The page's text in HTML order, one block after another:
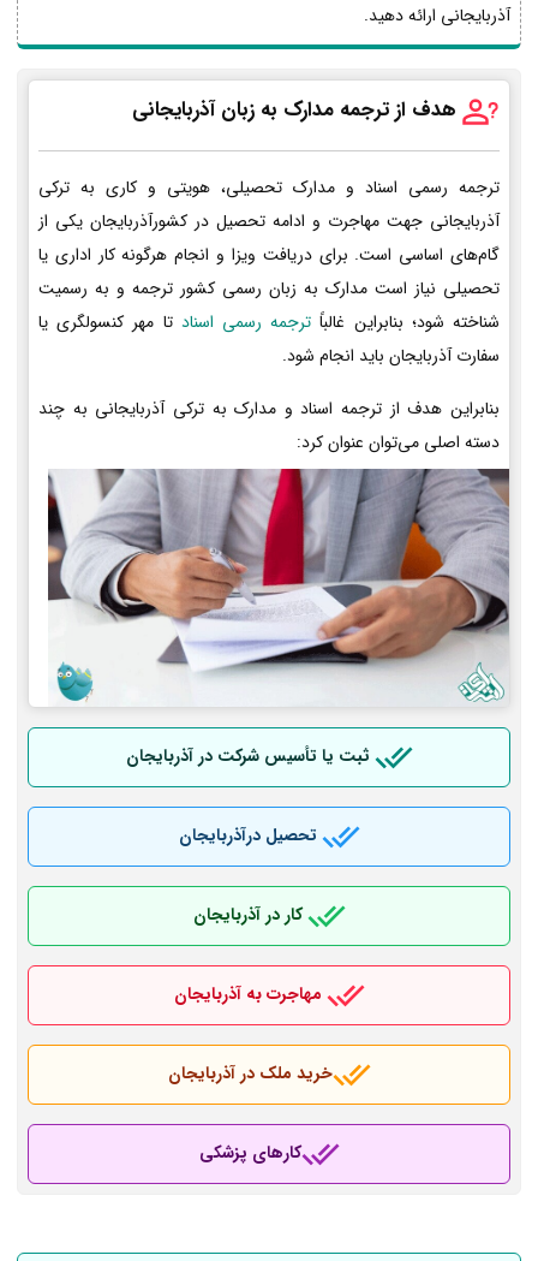
آذربایجانی ارائه دهید.
هدف از ترجمه مدارک به زبان آذربایجانی
ترجمه رسمی اسناد و مدارک تحصیلی، هویتی و کاری به ترکی
آذربایجانی جهت مهاجرت و ادامه تحصیل در کشورآذربایجان یکی از
گام‌های اساسی است. برای دریافت ویزا و انجام هرگونه کار اداری یا
تحصیلی نیاز است مدارک به زبان رسمی کشور ترجمه و به رسمیت
شناخته شود؛ بنابراین غالباً ترجمه رسمی اسناد تا مهر کنسولگری یا
سفارت آذربایجان باید انجام شود.
بنابراین هدف از ترجمه اسناد و مدارک به ترکی آذربایجانی به چند
دسته اصلی می‌توان عنوان کرد:
ثبت یا تأسیس شرکت در آذربایجان
تحصیل درآذربایجان
کار در آذربایجان
مهاجرت به آذربایجان
خرید ملک در آذربایجان
کارهای پزشکی